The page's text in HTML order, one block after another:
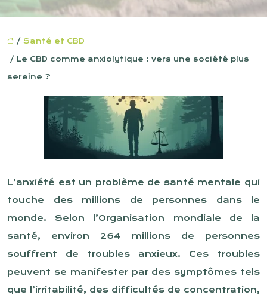
/ Santé et CBD
/ Le CBD comme anxiolytique : vers une société plus
sereine ?
L’anxiété est un problème de santé mentale qui
touche des millions de personnes dans le
monde. Selon l’Organisation mondiale de la
santé, environ 264 millions de personnes
souffrent de troubles anxieux. Ces troubles
peuvent se manifester par des symptômes tels
que l’irritabilité, des difficultés de concentration,